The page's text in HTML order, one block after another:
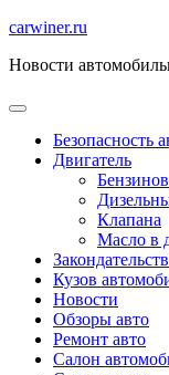
Перейти
содержимому
carwiner.ru
Новости
Безопасность
Двигатель
Клапана
Масло в
Кузов
Новости
Обзоры авто
Ремонт авто
Салон